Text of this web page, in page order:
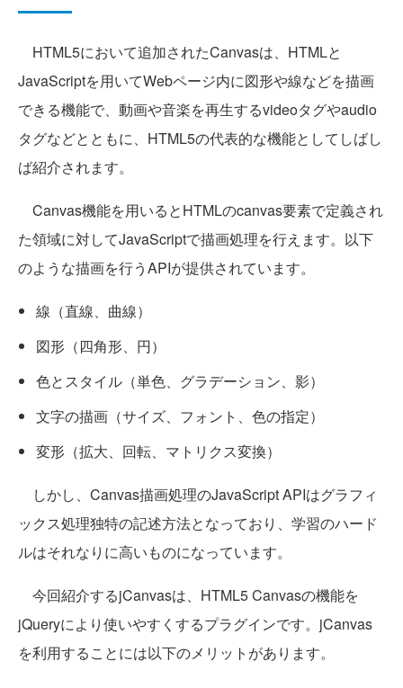
HTML5において追加されたCanvasは、HTMLと
JavaScriptを用いてWebページ内に図形や線などを描画
できる機能で、動画や音楽を再生するvideoタグやaudio
タグなどとともに、HTML5の代表的な機能としてしばし
ば紹介されます。
Canvas機能を用いるとHTMLのcanvas要素で定義され
た領域に対してJavaScriptで描画処理を行えます。以下
のような描画を行うAPIが提供されています。
線（直線、曲線）
図形（四角形、円）
色とスタイル（単色、グラデーション、影）
文字の描画（サイズ、フォント、色の指定）
変形（拡大、回転、マトリクス変換）
しかし、Canvas描画処理のJavaScript APIはグラフィ
ックス処理独特の記述方法となっており、学習のハード
ルはそれなりに高いものになっています。
今回紹介するjCanvasは、HTML5 Canvasの機能を
jQueryにより使いやすくするプラグインです。jCanvas
を利用することには以下のメリットがあります。